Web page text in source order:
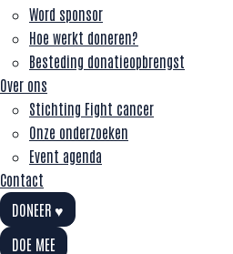
Word sponsor
Hoe werkt doneren?
Besteding donatieopbrengst
Over ons
Stichting Fight cancer
Onze onderzoeken
Event agenda
Contact
DONEER ♥
DOE MEE